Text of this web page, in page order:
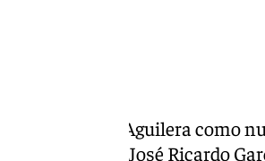
de Agustín Aguilera como
así a José Ricardo